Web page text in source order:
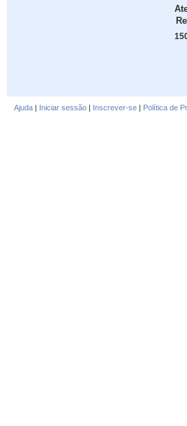
Ajuda | Iniciar sessão | Inscrever-se | Política de